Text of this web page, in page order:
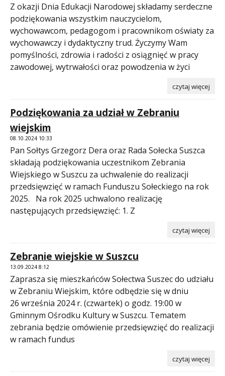
Z okazji Dnia Edukacji Narodowej składamy serdeczne
podziękowania wszystkim nauczycielom,
wychowawcom, pedagogom i pracownikom oświaty za
wychowawczy i dydaktyczny trud. Życzymy Wam
pomyślności, zdrowia i radości z osiągnięć w pracy
zawodowej, wytrwałości oraz powodzenia w życi
czytaj więcej
Podziękowania za udział w Zebraniu
wiejskim
08.10.2024 10:33
Pan Sołtys Grzegorz Dera oraz Rada Sołecka Suszca
składają podziękowania uczestnikom Zebrania
Wiejskiego w Suszcu za uchwalenie do realizacji
przedsięwzięć w ramach Funduszu Sołeckiego na rok
2025. Na rok 2025 uchwalono realizację
następujących przedsięwzięć: 1. Z
czytaj więcej
Zebranie wiejskie w Suszcu
13.09.2024 8:12
Zaprasza się mieszkańców Sołectwa Suszec do udziału
w Zebraniu Wiejskim, które odbędzie się w dniu
26 września 2024 r. (czwartek) o godz. 19:00 w
Gminnym Ośrodku Kultury w Suszcu. Tematem
zebrania będzie omówienie przedsięwzięć do realizacji
w ramach fundus
czytaj więcej